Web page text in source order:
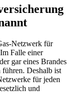
Netzwerk für
Falle einer
gar eines Brandes
führen. Deshalb ist
für jeden
und